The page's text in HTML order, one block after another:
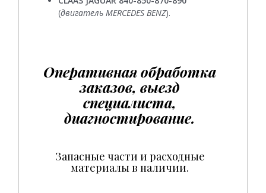
(двигатель MERCEDES BENZ).
Оперативная обработка
заказов, выезд
специалиста,
диагностирование.
Запасные части и расходные
материалы в наличии.